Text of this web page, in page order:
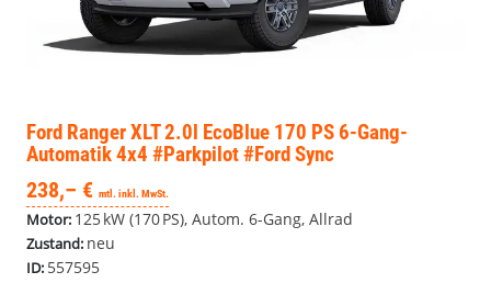
Ford RangerXLT 2.0l EcoBlue 170 PS 6-Gang-
Automatik 4x4 #Parkpilot #Ford Sync
238,– € mtl. inkl. MwSt.
Motor: 125 kW (170 PS), Autom. 6-Gang, Allrad
Zustand: neu
ID: 557595